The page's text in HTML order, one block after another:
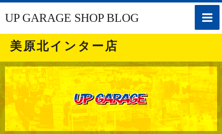
toggle
UP GARAGE SHOP BLOG
美原北インター店